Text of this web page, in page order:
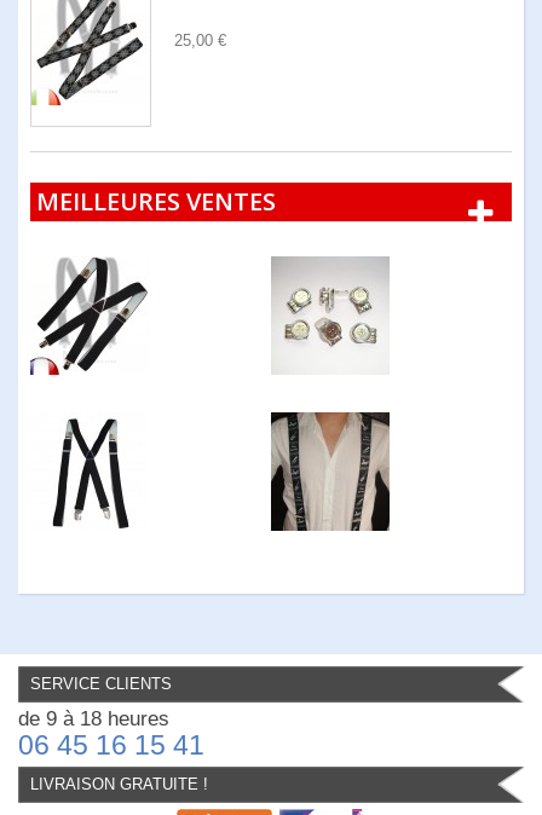
25,00 €
MEILLEURES VENTES
SERVICE CLIENTS
de 9 à 18 heures
06 45 16 15 41
LIVRAISON GRATUITE !